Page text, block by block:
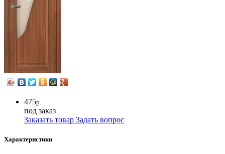
475р.
под заказ
Заказать товар Задать вопрос
Характеристики